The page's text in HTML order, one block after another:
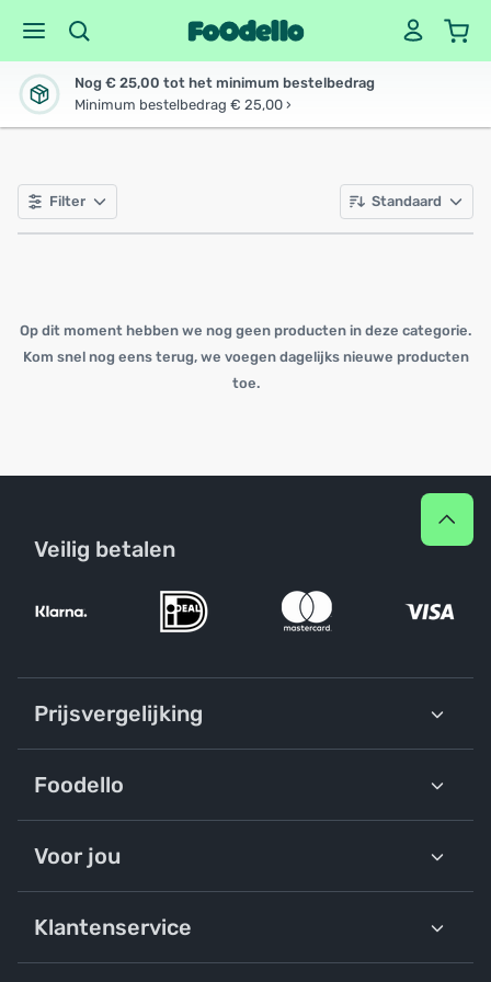
Nog € 25,00 tot het minimum bestelbedrag
Minimum bestelbedrag € 25,00 ›
Filter Standaard
Op dit moment hebben we nog geen producten in deze categorie.
Kom snel nog eens terug, we voegen dagelijks nieuwe producten
toe.
Veilig betalen
Prijsvergelijking
Foodello
Voor jou
Klantenservice